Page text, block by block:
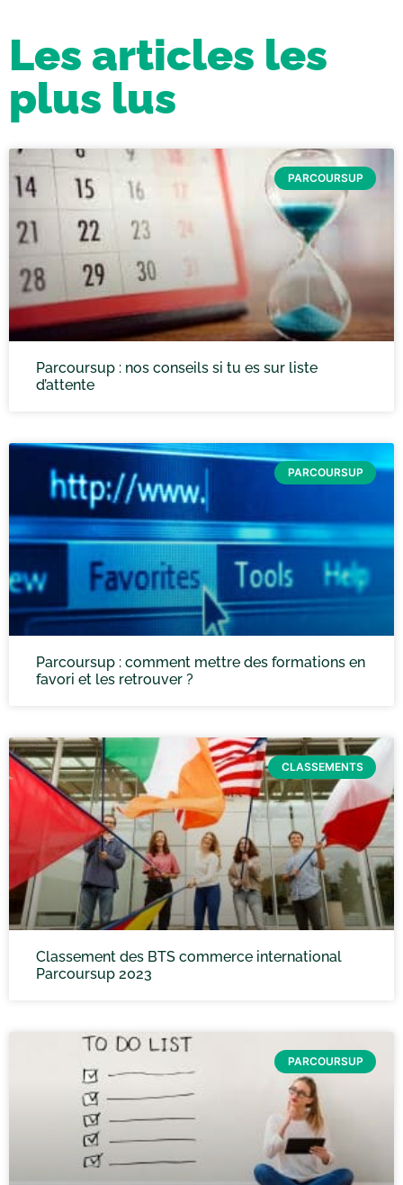
Les articles les
plus lus
PARCOURSUP
Parcoursup : nos conseils si tu es sur liste
d’attente
PARCOURSUP
Parcoursup : comment mettre des formations en
favori et les retrouver ?
CLASSEMENTS
Classement des BTS commerce international
Parcoursup 2023
PARCOURSUP